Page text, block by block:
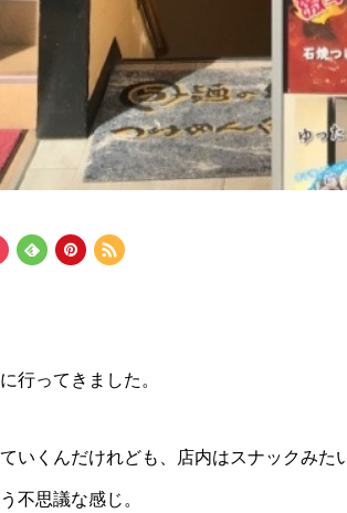
行ってきました。
いくんだけれども、店内はスナックみ
不思議な感じ。